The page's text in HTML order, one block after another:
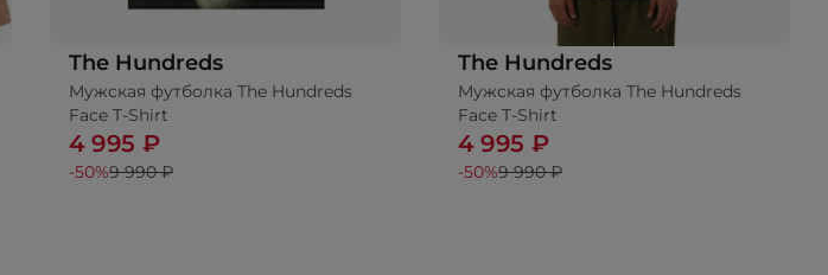
The Hundreds
Мужская футболка The Hundreds
Face T-Shirt
4 995 ₽
-50%9 990 ₽
The Hundreds
Мужская футболка The Hundreds
Face T-Shirt
4 995 ₽
-50%9 990 ₽